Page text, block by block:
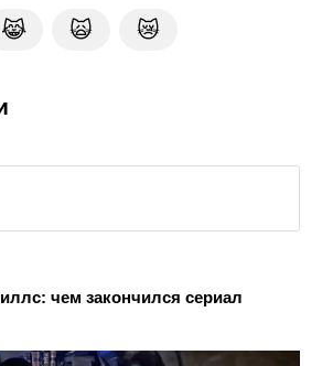
😹 🙀 😿
чем закончился сериал